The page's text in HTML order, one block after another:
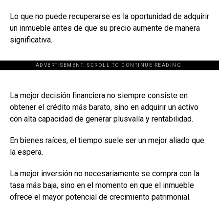
Lo que no puede recuperarse es la oportunidad de adquirir
un inmueble antes de que su precio aumente de manera
significativa.
ADVERTISEMENT. SCROLL TO CONTINUE READING.
[adsforwp id="243463"]
La mejor decisión financiera no siempre consiste en
obtener el crédito más barato, sino en adquirir un activo
con alta capacidad de generar plusvalía y rentabilidad.
En bienes raíces, el tiempo suele ser un mejor aliado que
la espera.
La mejor inversión no necesariamente se compra con la
tasa más baja, sino en el momento en que el inmueble
ofrece el mayor potencial de crecimiento patrimonial.